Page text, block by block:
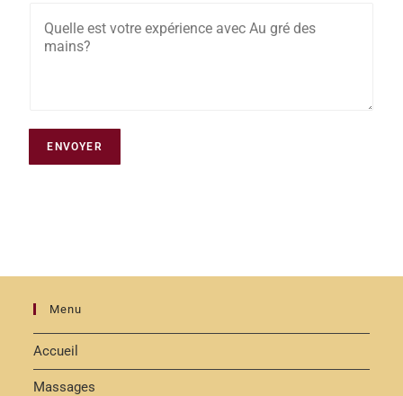
ENVOYER
Menu
Accueil
Massages